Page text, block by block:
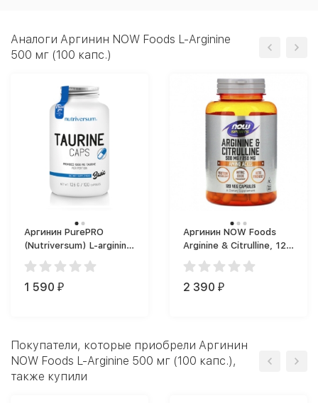
Аналоги Аргинин NOW Foods L-Arginine
500 мг (100 капс.)
Аргинин PurePRO
(Nutriversum) L-arginine
(60)
1 590 ₽
Аргинин NOW Foods
Arginine & Citrulline, 120
капсул (120 капс.)
2 390 ₽
Покупатели, которые приобрели Аргинин
NOW Foods L-Arginine 500 мг (100 капс.),
также купили